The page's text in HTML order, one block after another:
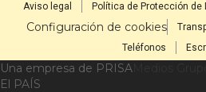
Aviso legal Política de Protección de
Configuración de cookies
Teléfonos
Una empresa de PRISA
El PAÍS